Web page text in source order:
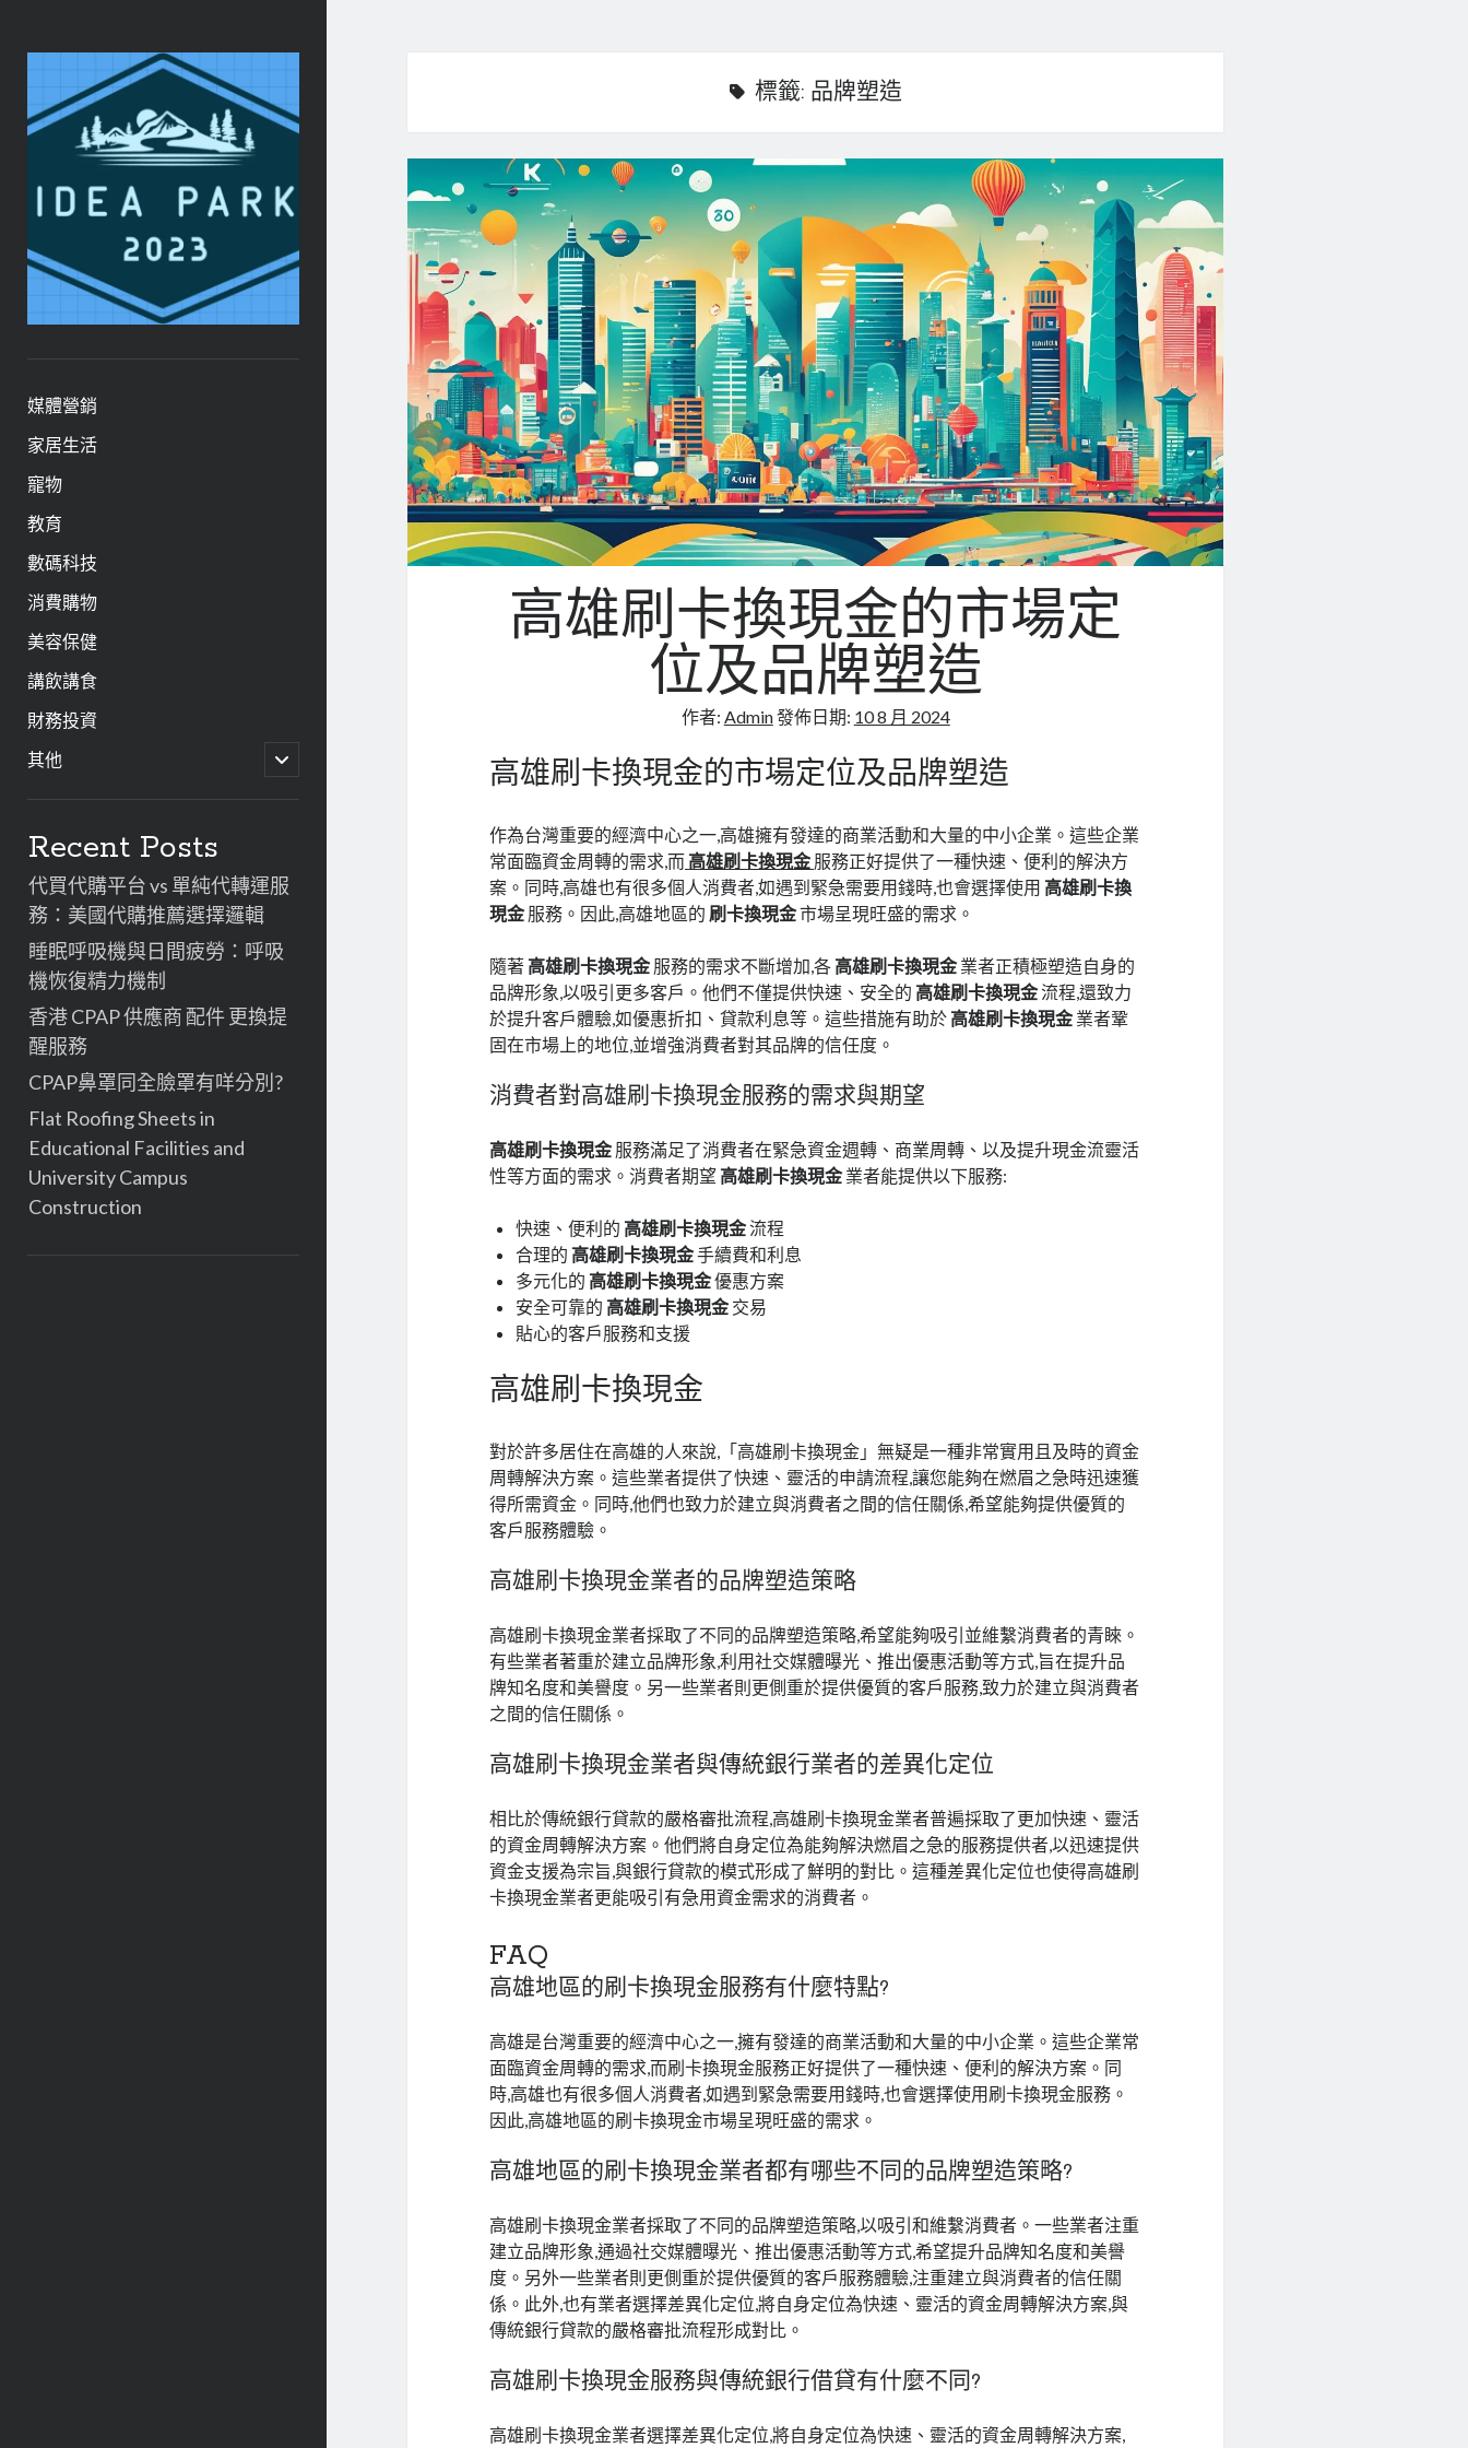
ideapark.quest
媒體營銷
家居生活
寵物
教育
數碼科技
消費購物
美容保健
講飲講食
財務投資
其他
開
啟
訊
欄
Recent Posts
代買代購平台 vs 單純代轉運服
務：美國代購推薦選擇邏輯
睡眠呼吸機與日間疲勞：呼吸
機恢復精力機制
香港 CPAP 供應商 配件 更換提
醒服務
CPAP鼻罩同全臉罩有咩分別?
Flat Roofing Sheets in
Educational Facilities and
University Campus
Construction
標籤: 品牌塑造
高雄刷卡換現金的市場定
位及品牌塑造
作者: Admin發佈日期: 10 8 月 2024
高雄刷卡換現金的市場定位及品牌塑造
作為台灣重要的經濟中心之一,高雄擁有發達的商業活動和大量的中小企業。這些企業
常面臨資金周轉的需求,而 高雄刷卡換現金 服務正好提供了一種快速、便利的解決方
案。同時,高雄也有很多個人消費者,如遇到緊急需要用錢時,也會選擇使用 高雄刷卡換
現金 服務。因此,高雄地區的 刷卡換現金市場呈現旺盛的需求。
隨著 高雄刷卡換現金 服務的需求不斷增加,各 高雄刷卡換現金 業者正積極塑造自身的
品牌形象,以吸引更多客戶。他們不僅提供快速、安全的 高雄刷卡換現金流程,還致力
於提升客戶體驗,如優惠折扣、貸款利息等。這些措施有助於 高雄刷卡換現金 業者鞏
固在市場上的地位,並增強消費者對其品牌的信任度。
消費者對高雄刷卡換現金服務的需求與期望
高雄刷卡換現金 服務滿足了消費者在緊急資金週轉、商業周轉、以及提升現金流靈活
性等方面的需求。消費者期望 高雄刷卡換現金 業者能提供以下服務:
快速、便利的 高雄刷卡換現金流程
合理的 高雄刷卡換現金手續費和利息
多元化的 高雄刷卡換現金優惠方案
安全可靠的 高雄刷卡換現金 交易
貼心的客戶服務和支援
高雄刷卡換現金
對於許多居住在高雄的人來說,「高雄刷卡換現金」無疑是一種非常實用且及時的資金
周轉解決方案。這些業者提供了快速、靈活的申請流程,讓您能夠在燃眉之急時迅速獲
得所需資金。同時,他們也致力於建立與消費者之間的信任關係,希望能夠提供優質的
客戶服務體驗。
高雄刷卡換現金業者的品牌塑造策略
高雄刷卡換現金業者採取了不同的品牌塑造策略,希望能夠吸引並維繫消費者的青睞。
有些業者著重於建立品牌形象,利用社交媒體曝光、推出優惠活動等方式,旨在提升品
牌知名度和美譽度。另一些業者則更側重於提供優質的客戶服務,致力於建立與消費者
之間的信任關係。
高雄刷卡換現金業者與傳統銀行業者的差異化定位
相比於傳統銀行貸款的嚴格審批流程,高雄刷卡換現金業者普遍採取了更加快速、靈活
的資金周轉解決方案。他們將自身定位為能夠解決燃眉之急的服務提供者,以迅速提供
資金支援為宗旨,與銀行貸款的模式形成了鮮明的對比。這種差異化定位也使得高雄刷
卡換現金業者更能吸引有急用資金需求的消費者。
FAQ
高雄地區的刷卡換現金服務有什麼特點?
高雄是台灣重要的經濟中心之一,擁有發達的商業活動和大量的中小企業。這些企業常
面臨資金周轉的需求,而刷卡換現金服務正好提供了一種快速、便利的解決方案。同
時,高雄也有很多個人消費者,如遇到緊急需要用錢時,也會選擇使用刷卡換現金服務。
因此,高雄地區的刷卡換現金市場呈現旺盛的需求。
高雄地區的刷卡換現金業者都有哪些不同的品牌塑造策略?
高雄刷卡換現金業者採取了不同的品牌塑造策略,以吸引和維繫消費者。一些業者注重
建立品牌形象,通過社交媒體曝光、推出優惠活動等方式,希望提升品牌知名度和美譽
度。另外一些業者則更側重於提供優質的客戶服務體驗,注重建立與消費者的信任關
係。此外,也有業者選擇差異化定位,將自身定位為快速、靈活的資金周轉解決方案,與
傳統銀行貸款的嚴格審批流程形成對比。
高雄刷卡換現金服務與傳統銀行借貸有什麼不同?
高雄刷卡換現金業者選擇差異化定位,將自身定位為快速、靈活的資金周轉解決方案,